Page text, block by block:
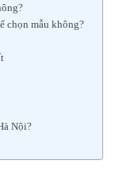
chọn mẫu không?
Nội?